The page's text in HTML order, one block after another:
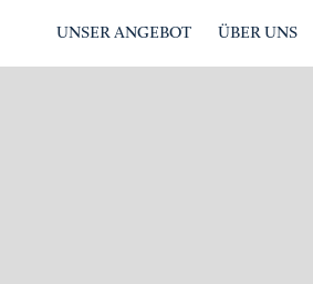
UNSER ANGEBOT ÜBER UNS